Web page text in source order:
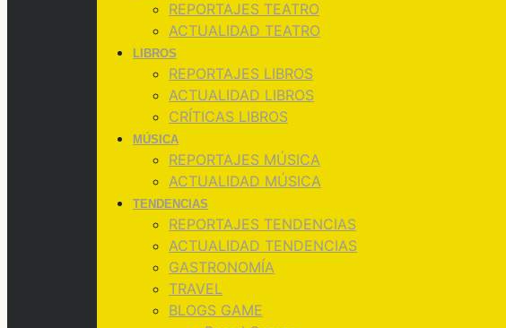
REPORTAJES TEATRO
ACTUALIDAD TEATRO
LIBROS
REPORTAJES LIBROS
ACTUALIDAD LIBROS
CRÍTICAS LIBROS
MÚSICA
REPORTAJES MÚSICA
ACTUALIDAD MÚSICA
TENDENCIAS
REPORTAJES TENDENCIAS
ACTUALIDAD TENDENCIAS
GASTRONOMÍA
TRAVEL
BLOGS GAME